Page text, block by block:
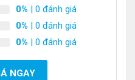
0% | 0 đánh giá
0% | 0 đánh giá
0% | 0 đánh giá
NGAY